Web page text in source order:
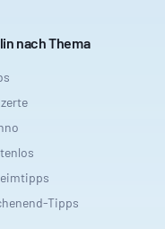
nach Thema
Tipps